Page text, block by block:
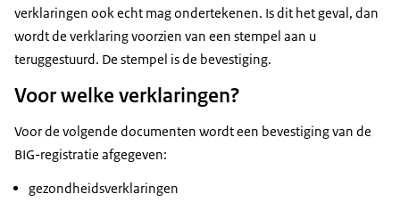
verklaringen ook echt mag ondertekenen. Is dit het geval, dan
wordt de verklaring voorzien van een stempel aan u
teruggestuurd. De stempel is de bevestiging.
Voor welke verklaringen?
Voor de volgende documenten wordt een bevestiging van de
BIG-registratie afgegeven:
gezondheidsverklaringen